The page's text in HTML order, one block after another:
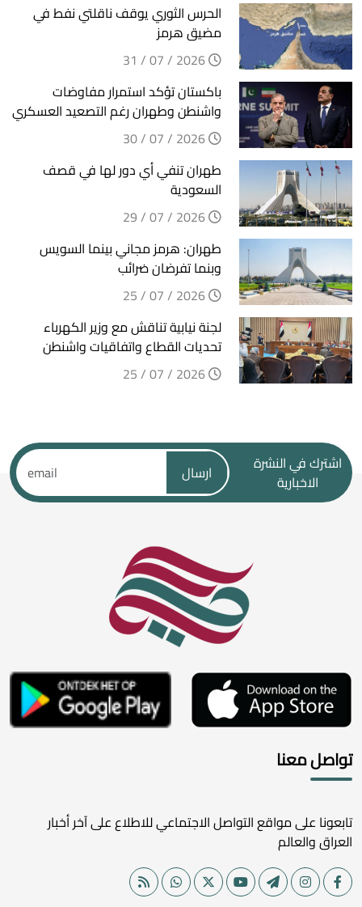
الحرس الثوري يوقف ناقلتي نفط في
مضيق هرمز
باكستان تؤكد استمرار مفاوضات
واشنطن وطهران رغم التصعيد العسكري
طهران تنفي أي دور لها في قصف
السعودية
طهران: هرمز مجاني بينما السويس
وبنما تفرضان ضرائب
لجنة نيابية تناقش مع وزير الكهرباء
تحديات القطاع واتفاقيات واشنطن
اشترك في النشرة
الاخبارية
ارسال
تواصل معنا
تابعونا على مواقع التواصل الاجتماعي للاطلاع على آخر أخبار
العراق والعالم